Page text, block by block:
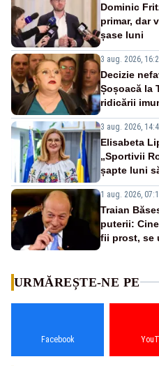
Dominic
primar, dar
șase luni
3 aug. 2026,
Decizie
Șoșoacă la
ridicării
3 aug. 2026,
Elisabeta
„Sportivii
șapte luni
1 aug. 2026,
Traian
puterii:
fii prost, se
URMĂREȘTE-NE PE
Facebook